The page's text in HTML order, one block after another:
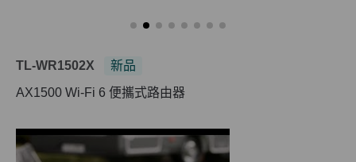
TL-WR1502X
新品
AX1500 Wi-Fi 6 便攜式路由器